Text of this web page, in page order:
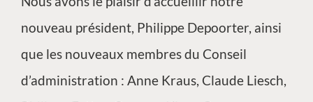
nouveau président, Philippe Depoorter, ainsi
que les nouveaux membres du Conseil
d’administration : Anne Kraus, Claude Liesch,